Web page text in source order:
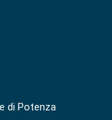
di Potenza